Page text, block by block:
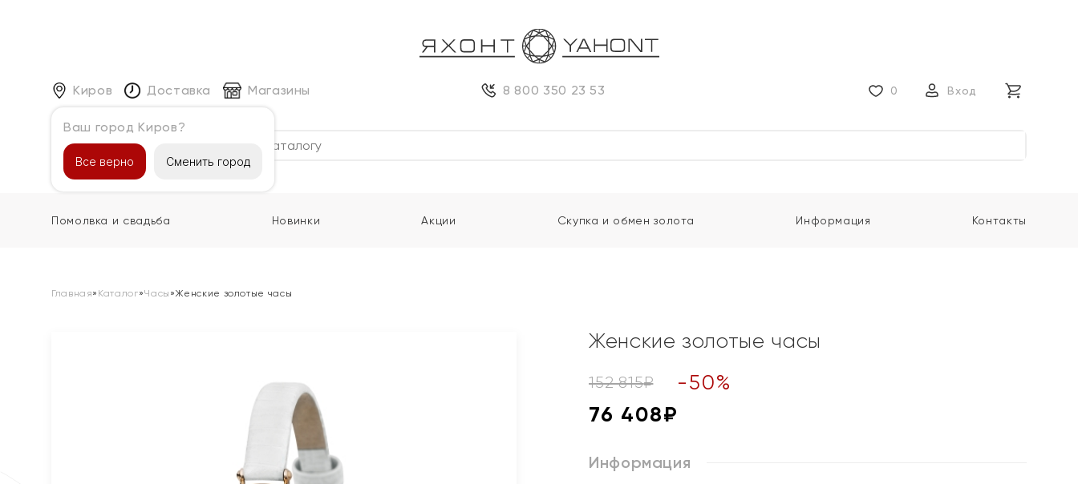
Киров
Ваш город Киров?
Все верно Сменить город
Доставка Магазины 8 800 350 23 53 0 Вход
Каталог
Помолвка и свадьба Новинки Акции Скупка и обмен золота Информация Контакты
Главная» Каталог»Часы »Женские золотые часы
Женские золотые часы
152 815₽ -50%
76 408₽
Информация